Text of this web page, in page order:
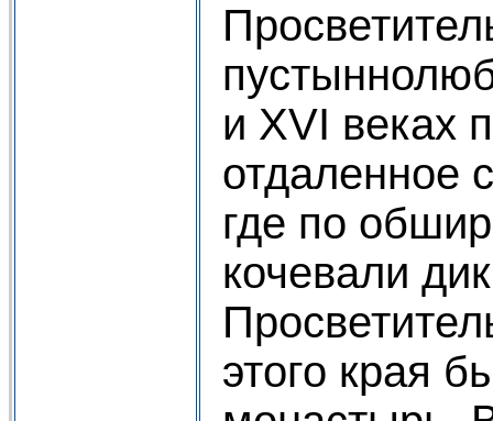
и ХVI веках
отдаленное
где по
кочевали
этого края